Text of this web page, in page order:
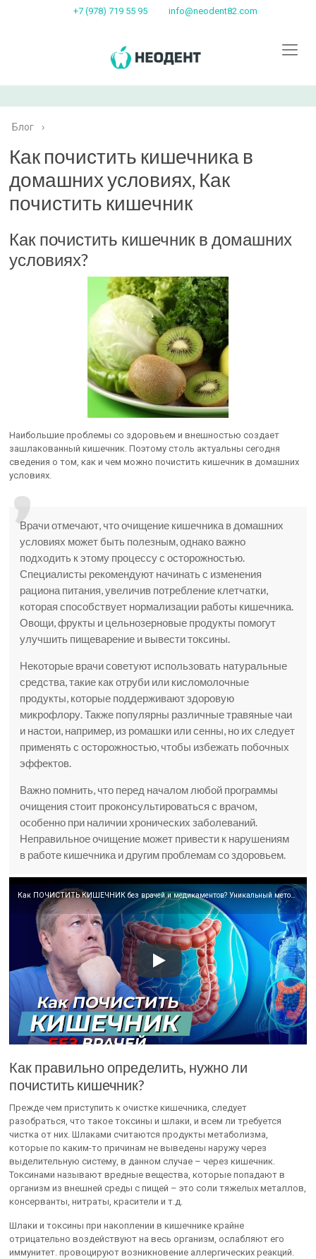
+7 (978) 719 55 95 info@neodent82.com
Блог ›
Как почистить кишечника в
домашних условиях, Как
почистить кишечник
Как почистить кишечник в домашних
условиях?
Наибольшие проблемы со здоровьем и внешностью создает
зашлакованный кишечник. Поэтому столь актуальны сегодня
сведения о том, как и чем можно почистить кишечник в домашних
условиях.
Врачи отмечают, что очищение кишечника в домашних
условиях может быть полезным, однако важно
подходить к этому процессу с осторожностью.
Специалисты рекомендуют начинать с изменения
рациона питания, увеличив потребление клетчатки,
которая способствует нормализации работы кишечника.
Овощи, фрукты и цельнозерновые продукты помогут
улучшить пищеварение и вывести токсины.
Некоторые врачи советуют использовать натуральные
средства, такие как отруби или кисломолочные
продукты, которые поддерживают здоровую
микрофлору. Также популярны различные травяные чаи
и настои, например, из ромашки или сенны, но их следует
применять с осторожностью, чтобы избежать побочных
эффектов.
Важно помнить, что перед началом любой программы
очищения стоит проконсультироваться с врачом,
особенно при наличии хронических заболеваний.
Неправильное очищение может привести к нарушениям
в работе кишечника и другим проблемам со здоровьем.
Как ПОЧИСТИТЬ КИШЕЧНИК без врачей и медикаментов? Уникальный метод очищения кишечника!
Как правильно определить, нужно ли
почистить кишечник?
Прежде чем приступить к очистке кишечника, следует
разобраться, что такое токсины и шлаки, и всем ли требуется
чистка от них. Шлаками считаются продукты метаболизма,
которые по каким-то причинам не выведены наружу через
выделительную систему, в данном случае – через кишечник.
Токсинами называют вредные вещества, которые попадают в
организм из внешней среды с пищей – это соли тяжелых металлов,
консерванты, нитраты, красители и т.д.
Шлаки и токсины при накоплении в кишечнике крайне
отрицательно воздействуют на весь организм, ослабляют его
иммунитет. провоцируют возникновение аллергических реакций.